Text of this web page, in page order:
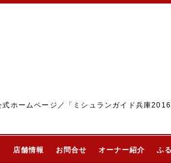
ホームページ／「ミシュランガイド兵庫
店舗情報 お問合せ オーナー紹介 ふ